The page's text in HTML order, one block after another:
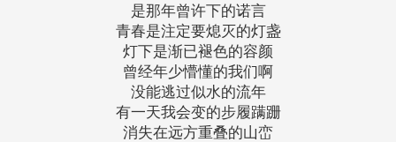
是那年曾许下的诺言
青春是注定要熄灭的灯盏
灯下是渐已褪色的容颜
曾经年少懵懂的我们啊
没能逃过似水的流年
有一天我会变的步履蹒跚
消失在远方重叠的山峦